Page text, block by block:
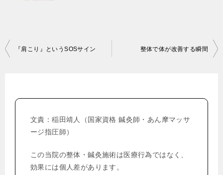
投
『肩こり』というSOSサイン 整体で体が改善する瞬間
文責：稲田靖人（国家資格 鍼灸師・あん摩マッサ
ージ指圧師）
この当院の整体・鍼灸施術は医療行為ではなく、
効果には個人差があります。